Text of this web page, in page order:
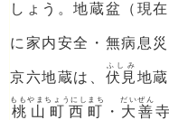
しょう。地蔵盆（現
に家内安全・無病息
京六地蔵は、 伏見
ふしみ
地
桃山町西町
ももやまちょうにしまち
・ 大善
だいぜん